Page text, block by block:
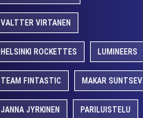
VALTTER VIRTANEN
HELSINKI ROCKETTES LUMINEERS
TEAM FINTASTIC MAKAR SUNTSEV
JANNA JYRKINEN PARILUISTELU